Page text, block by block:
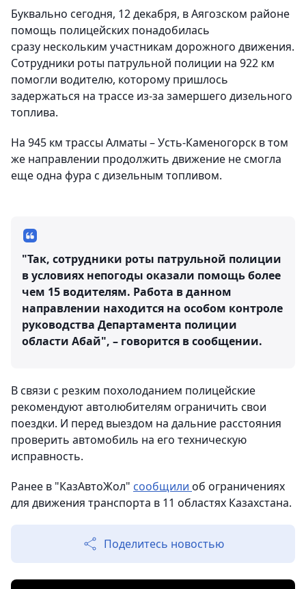
Буквально сегодня, 12 декабря, в Аягозском районе
помощь полицейских понадобилась
сразу нескольким участникам дорожного движения.
Сотрудники роты патрульной полиции на 922 км
помогли водителю, которому пришлось
задержаться на трассе из-за замершего дизельного
топлива.
На 945 км трассы Алматы – Усть-Каменогорск в том
же направлении продолжить движение не смогла
еще одна фура с дизельным топливом.
"Так, сотрудники роты патрульной полиции
в условиях непогоды оказали помощь более
чем 15 водителям. Работа в данном
направлении находится на особом контроле
руководства Департамента полиции
области Абай", – говорится в сообщении.
В связи с резким похолоданием полицейские
рекомендуют автолюбителям ограничить свои
поездки. И перед выездом на дальние расстояния
проверить автомобиль на его техническую
исправность.
Ранее в "КазАвтоЖол" сообщили об ограничениях
для движения транспорта в 11 областях Казахстана.
Поделитесь новостью